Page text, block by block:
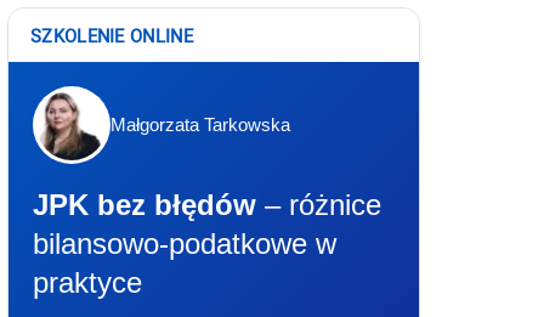
SZKOLENIE ONLINE
Małgorzata Tarkowska
JPK bez błędów – różnice
bilansowo-podatkowe w
praktyce